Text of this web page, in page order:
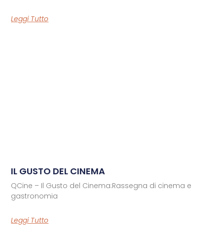
Leggi Tutto
IL GUSTO DEL CINEMA
QCine – Il Gusto del Cinema:Rassegna di cinema e
gastronomia
Leggi Tutto